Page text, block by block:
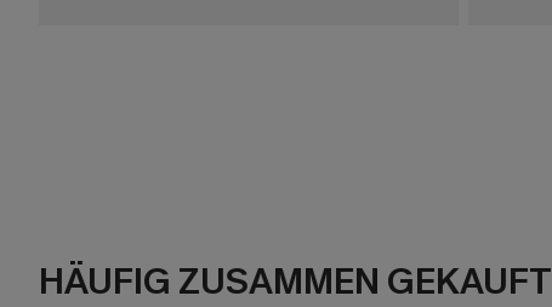
HÄUFIG ZUSAMMEN GEKAUFT